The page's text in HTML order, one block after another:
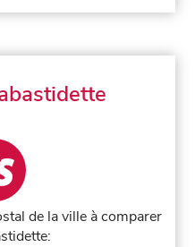
de la ville à comparer